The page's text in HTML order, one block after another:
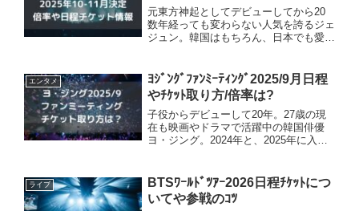
元東方神起としてデビューしてから20
数年経っても変わらない人気を誇るジェ
ジュン。韓国はもちろん、日本でも愛さ
とになりました！詳細やチケット情報に
ついてお伝えして...
エンタメ
ﾖｼﾞﾝｸﾞﾌｧﾝﾐｰﾃｨﾝｸﾞ2025/9月日程
やﾁｹｯﾄ取り方/倍率は?
子役からデビューして20年。27歳の現
在も映画やドラマで活躍中の韓国俳優
ヨ・ジング。2024年と、2025年に入っ
ィングの開催が決定しました。詳細やチ
ケット情報について...
ライブ
BTSﾜｰﾙﾄﾞﾂｱｰ2026日程ﾁｹｯﾄにつ
いてや参戦のｺﾂ